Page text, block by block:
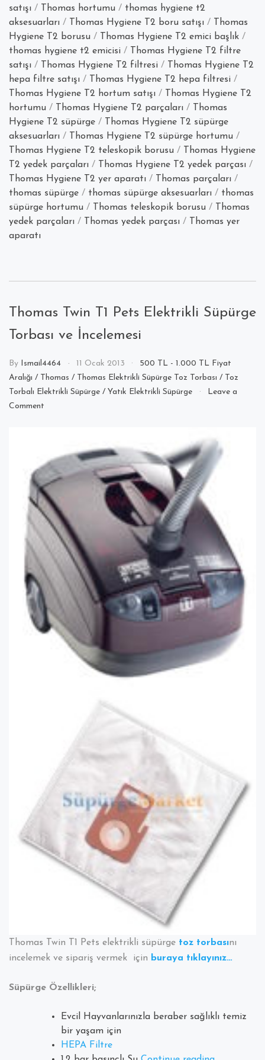
Nereden
Temin
Edilebilir
?”
satışı / Thomas hortumu / thomas hygiene t2
aksesuarları / Thomas Hygiene T2 boru satışı /
Thomas
Hygiene T2 borusu / Thomas Hygiene T2 emici başlık /
thomas hygiene t2 emicisi /
Thomas Hygiene T2 filtre
satışı / Thomas Hygiene T2 filtresi /
Thomas Hygiene T2
hepa filtre satışı / Thomas Hygiene T2 hepa filtresi /
Thomas Hygiene T2 hortum satışı /
Thomas Hygiene T2
hortumu / Thomas Hygiene T2 parçaları /
Thomas
Hygiene T2 süpürge /
Thomas Hygiene T2 süpürge
aksesuarları / Thomas Hygiene T2 süpürge hortumu /
Thomas Hygiene T2 teleskopik borusu /
Thomas Hygiene
T2 yedek parçaları / Thomas Hygiene T2 yedek parçası /
Thomas Hygiene T2 yer aparatı / Thomas parçaları /
thomas süpürge / thomas süpürge aksesuarları / thomas
süpürge hortumu / Thomas teleskopik borusu /
Thomas
yedek parçaları / Thomas yedek parçası /
Thomas yer
aparatı
Thomas Twin T1 Pets Elektrikli Süpürge
Torbası ve İncelemesi
By Ismail4464 11 Ocak 2013
500 TL - 1.000 TL Fiyat
Aralığı / Thomas / Thomas Elektrikli Süpürge Toz Torbası / Toz
Torbalı Elektrikli Süpürge / Yatık Elektrikli Süpürge
Leave a
Comment
Pets
Elektrikli
Süpürge
Torbası
ve
İncelemesi
Thomas Twin T1 Pets elektrikli süpürge toz torbasını
incelemek ve sipariş vermek için buraya tıklayınız…
Süpürge Özellikleri;
Evcil Hayvanlarınızla beraber sağlıklı temiz
bir yaşam için
HEPA Filtre